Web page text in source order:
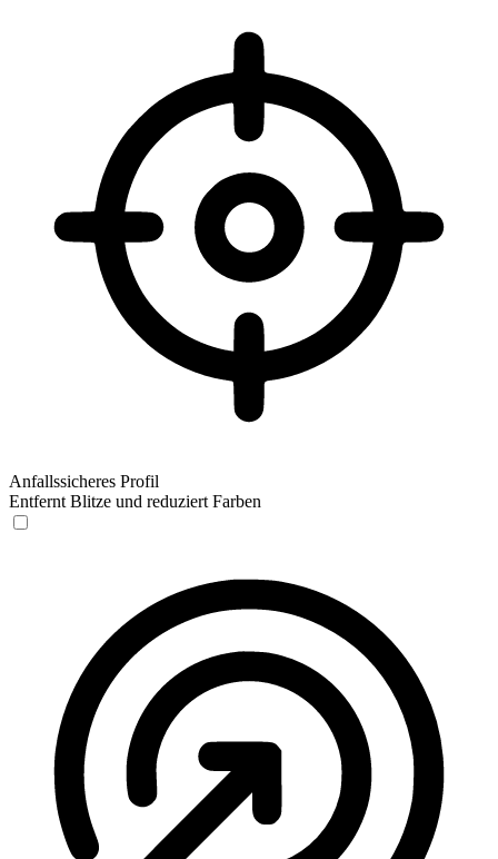
Anfallssicheres Profil
Entfernt Blitze und reduziert Farben